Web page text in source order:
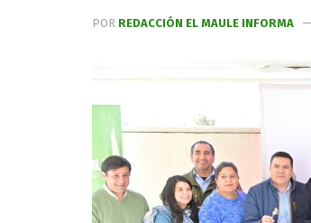
POR REDACCIÓN EL MAULE INFORMA